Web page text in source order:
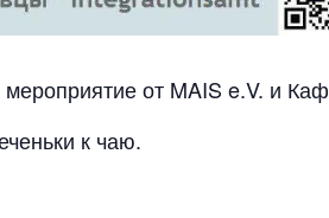
от MAIS e.V. и
к чаю.